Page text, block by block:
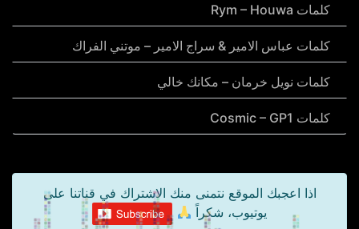
كلمات Rym – Houwa
كلمات عباس الامير & سراج الامير – موتني الفراك
كلمات نويل خرمان – مكانك خالي
كلمات Cosmic – GP1
اذا اعجبك الموقع نتمنى منك الاشتراك في قناتنا على
يوتيوب، شكراً